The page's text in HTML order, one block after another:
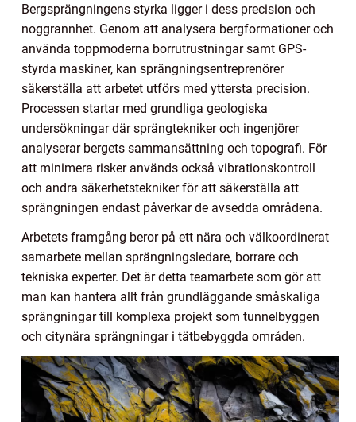
Bergsprängningens styrka ligger i dess precision och
noggrannhet. Genom att analysera bergformationer och
använda toppmoderna borrutrustningar samt GPS-
styrda maskiner, kan sprängningsentreprenörer
säkerställa att arbetet utförs med yttersta precision.
Processen startar med grundliga geologiska
undersökningar där sprängtekniker och ingenjörer
analyserar bergets sammansättning och topografi. För
att minimera risker används också vibrationskontroll
och andra säkerhetstekniker för att säkerställa att
sprängningen endast påverkar de avsedda områdena.
Arbetets framgång beror på ett nära och välkoordinerat
samarbete mellan sprängningsledare, borrare och
tekniska experter. Det är detta teamarbete som gör att
man kan hantera allt från grundläggande småskaliga
sprängningar till komplexa projekt som tunnelbyggen
och citynära sprängningar i tätbebyggda områden.